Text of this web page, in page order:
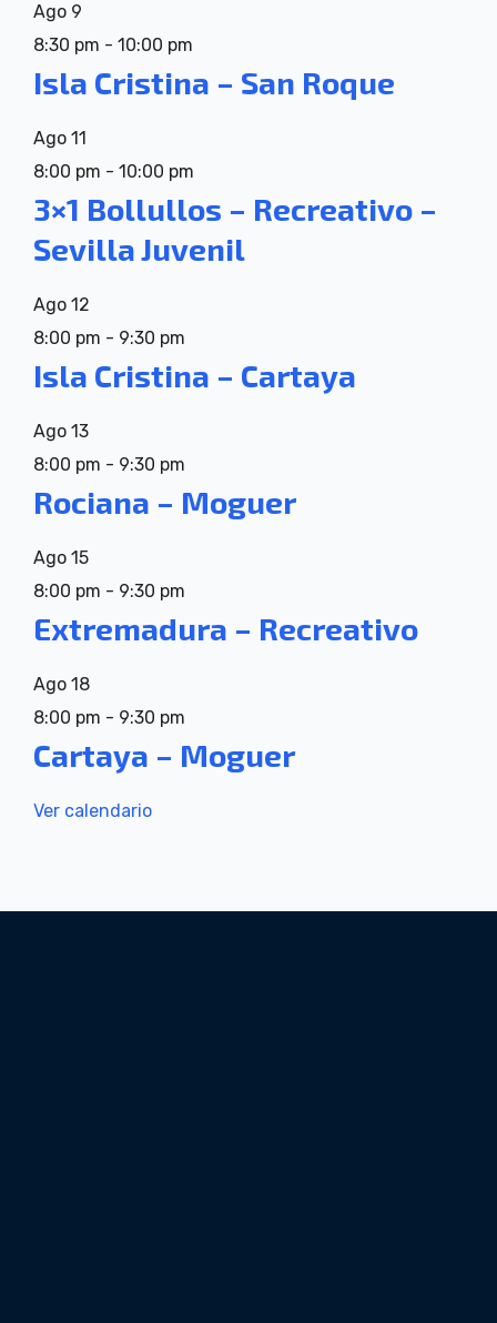
Ago 9
8:30 pm - 10:00 pm
Isla Cristina – San Roque
Ago 11
8:00 pm - 10:00 pm
3×1 Bollullos – Recreativo –
Sevilla Juvenil
Ago 12
8:00 pm - 9:30 pm
Isla Cristina – Cartaya
Ago 13
8:00 pm - 9:30 pm
Rociana – Moguer
Ago 15
8:00 pm - 9:30 pm
Extremadura – Recreativo
Ago 18
8:00 pm - 9:30 pm
Cartaya – Moguer
Ver calendario